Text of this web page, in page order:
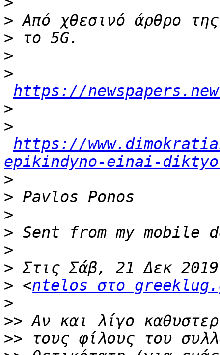
>
>
>
>
https://
>
>
https://
epikindyno-einai-
>
>
>
>
>
>
> <ntelos στο
>
>>
>>